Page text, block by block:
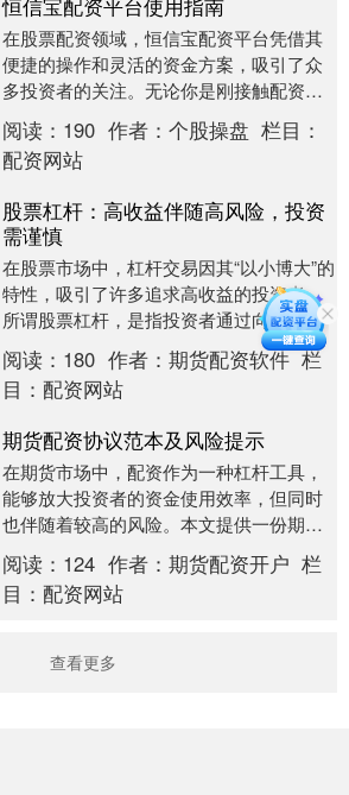
恒信宝配资平台使用指南
在股票配资领域，恒信宝配资平台凭借其
便捷的操作和灵活的资金方案，吸引了众
多投资者的关注。无论你是刚接触配资的
新手，还是希望优化操作的老用户专业配
资开户，掌握平台....
阅读： 190 作者： 个股操盘 栏目：
配资网站
股票杠杆：高收益伴随高风险，投资
需谨慎
在股票市场中，杠杆交易因其“以小博大”的
特性，吸引了许多追求高收益的投资者。
所谓股票杠杆，是指投资者通过向券商或
金融机构借款，放大可用资金，从而在股
价上涨时获得....
阅读： 180 作者： 期货配资软件 栏
目： 配资网站
期货配资协议范本及风险提示
在期货市场中，配资作为一种杠杆工具，
能够放大投资者的资金使用效率，但同时
也伴随着较高的风险。本文提供一份期货
配资协议范本，并附上详细的风险提示，
帮助投资者在签署....
阅读： 124 作者： 期货配资开户 栏
目： 配资网站
查看更多